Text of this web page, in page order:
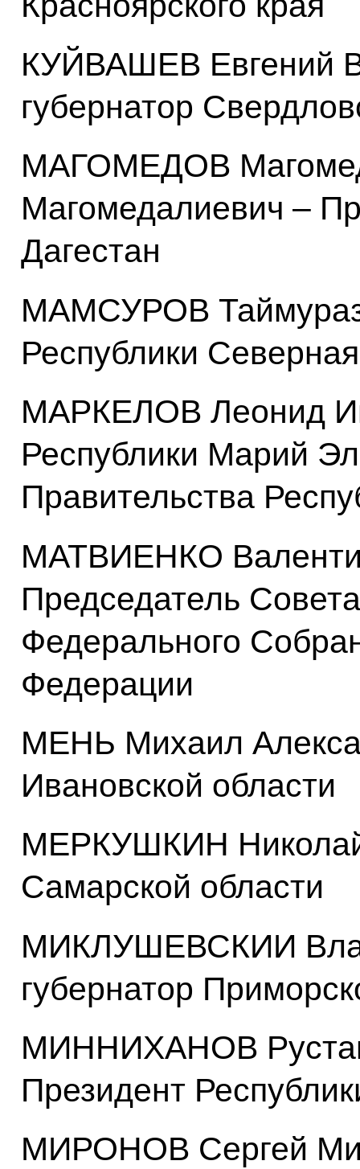
КУЙВАШЕВ Евгений
губернатор
МАГОМЕДОВ
Магомедалиевич –
Дагестан
МАМСУРОВ Таймураз
Республики
МАРКЕЛОВ Леонид
Республики Марий
Правительства
МАТВИЕНКО
Председатель
Федерального
Федерации
МЕНЬ Михаил
Ивановской области
МЕРКУШКИН Николай
Самарской области
МИКЛУШЕВСКИИ
губернатор
МИННИХАНОВ
Президент
МИРОНОВ Сергей